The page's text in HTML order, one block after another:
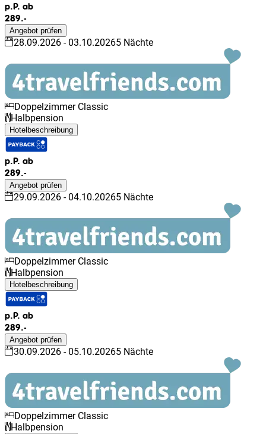
p.P. ab
289.-
Angebot prüfen
28.09.2026 -03.10.20265 Nächte
Doppelzimmer Classic
Halbpension
Hotelbeschreibung
p.P. ab
289.-
Angebot prüfen
29.09.2026 -04.10.20265 Nächte
Doppelzimmer Classic
Halbpension
Hotelbeschreibung
p.P. ab
289.-
Angebot prüfen
30.09.2026 -05.10.20265 Nächte
Doppelzimmer Classic
Halbpension